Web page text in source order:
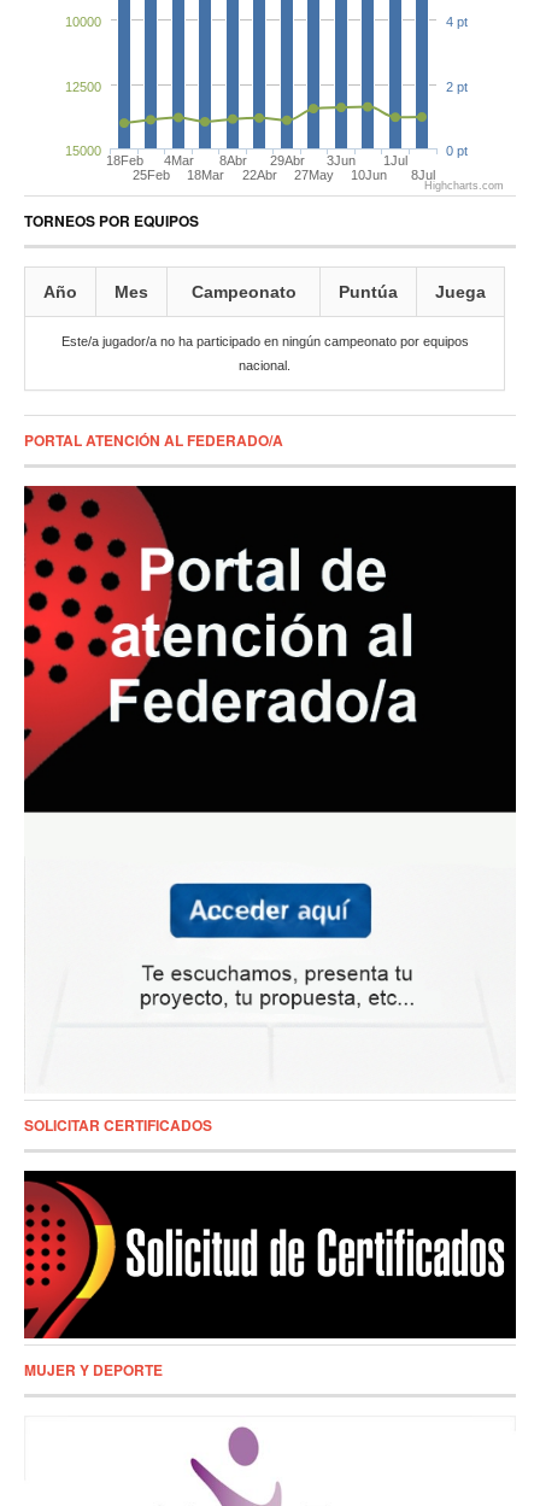
18Feb
25Feb
4Mar
18Mar
8Abr
22Abr
29Abr
27May
3Jun
10Jun
1Jul
8Jul
10000
12500
15000 0 pt
2 pt
4 pt
Highcharts.com
TORNEOS POR EQUIPOS
Año Mes Campeonato Puntúa Juega
Este/a jugador/a no ha participado en ningún campeonato por equipos
nacional.
PORTAL ATENCIÓN AL FEDERADO/A
SOLICITAR CERTIFICADOS
MUJER Y DEPORTE